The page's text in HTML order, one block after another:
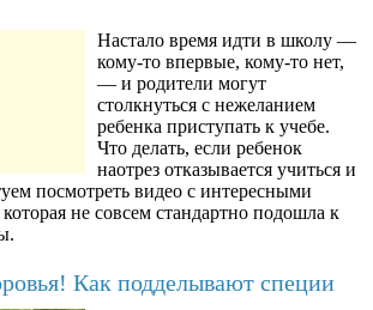
Настало время идти в школу —
кому-то впервые, кому-то нет,
— и родители могут
столкнуться с нежеланием
ребенка приступать к учебе.
Что делать, если ребенок
наотрез отказывается учиться и
посмотреть видео с интересными
не совсем стандартно подошла к
Как подделывают специи